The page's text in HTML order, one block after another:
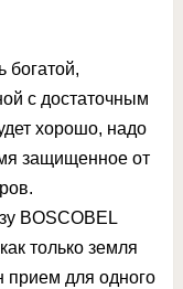
богатой,
с достаточным
хорошо, надо
защищенное от
BOSCOBEL
только земля
прием для одного